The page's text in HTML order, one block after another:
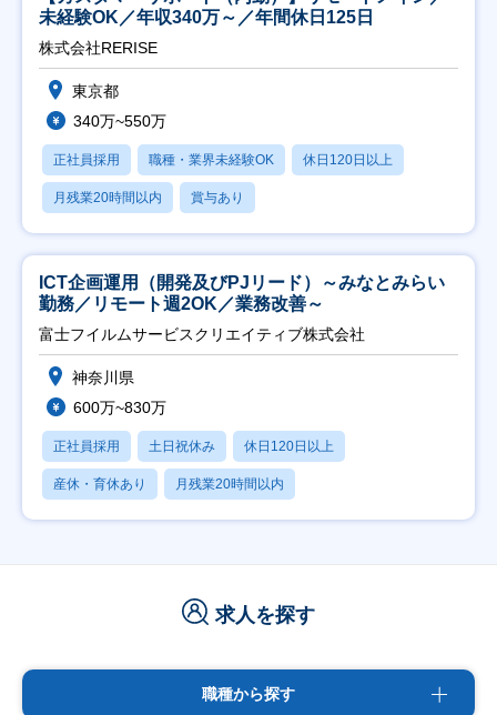
未経験OK／年収340万～／年間休日125日
株式会社RERISE
東京都
340万~550万
正社員採用 職種・業界未経験OK 休日120日以上
月残業20時間以内 賞与あり
ICT企画運用（開発及びPJリード）～みなとみらい
勤務／リモート週2OK／業務改善～
富士フイルムサービスクリエイティブ株式会社
神奈川県
600万~830万
正社員採用 土日祝休み 休日120日以上
産休・育休あり 月残業20時間以内
求人を探す
職種から探す